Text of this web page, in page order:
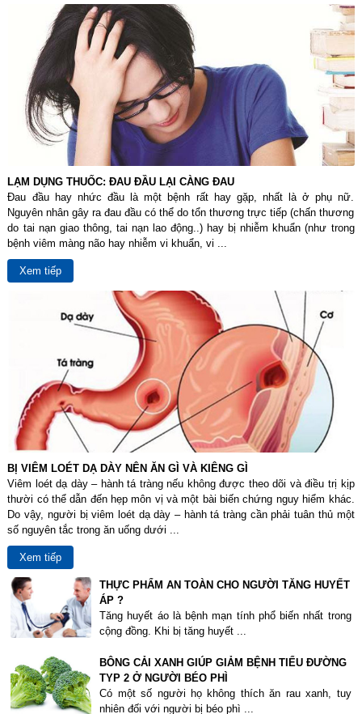
LẠM DỤNG THUỐC: ĐAU ĐẦU LẠI CÀNG ĐAU
Đau đầu hay nhức đầu là một bệnh rất hay gặp, nhất là ở phụ nữ.
Nguyên nhân gây ra đau đầu có thể do tổn thương trực tiếp (chấn thương
do tai nạn giao thông, tai nạn lao động..) hay bị nhiễm khuẩn (như trong
bệnh viêm màng não hay nhiễm vi khuẩn, vi ...
Xem tiếp
BỊ VIÊM LOÉT DẠ DÀY NÊN ĂN GÌ VÀ KIÊNG GÌ
Viêm loét dạ dày – hành tá tràng nếu không được theo dõi và điều trị kịp
thười có thể dẫn đến hẹp môn vị và một bài biến chứng nguy hiểm khác.
Do vậy, người bị viêm loét dạ dày – hành tá tràng cần phải tuân thủ một
số nguyên tắc trong ăn uống dưới ...
Xem tiếp
THỰC PHẨM AN TOÀN CHO NGƯỜI TĂNG HUYẾT
ÁP ?
Tăng huyết áo là bệnh mạn tính phổ biến nhất trong
cộng đồng. Khi bị tăng huyết ...
BÔNG CẢI XANH GIÚP GIẢM BỆNH TIỂU ĐƯỜNG
TYP 2 Ở NGƯỜI BÉO PHÌ
Có một số người họ không thích ăn rau xanh, tuy
nhiên đối với người bị béo phì ...